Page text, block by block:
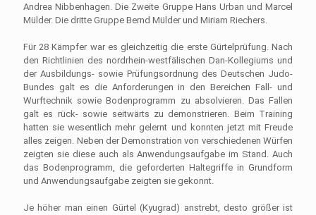
Andrea Nibbenhagen. Die Zweite Gruppe Hans Urban und Marcel
Mülder. Die dritte Gruppe Bernd Mülder und Miriam Riechers.
Für 28 Kämpfer war es gleichzeitig die erste Gürtelprüfung. Nach
den Richtlinien des nordrhein-westfälischen Dan-Kollegiums und
der Ausbildungs- sowie Prüfungsordnung des Deutschen Judo-
Bundes galt es die Anforderungen in den Bereichen Fall- und
Wurftechnik sowie Bodenprogramm zu absolvieren. Das Fallen
galt es rück- sowie seitwärts zu demonstrieren. Beim Training
hatten sie wesentlich mehr gelernt und konnten jetzt mit Freude
alles zeigen. Neben der Demonstration von verschiedenen Würfen
zeigten sie diese auch als Anwendungsaufgabe im Stand. Auch
das Bodenprogramm, die geforderten Haltegriffe in Grundform
und Anwendungsaufgabe zeigten sie gekonnt.
Je höher man einen Gürtel (Kyugrad) anstrebt, desto größer ist